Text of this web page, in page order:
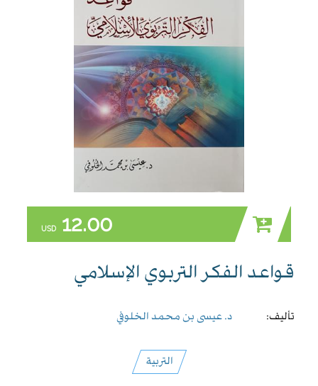
12.00
USD
قواعد الفكر التربوي الإسلامي
تأليف: د. عيسى بن محمد الخلوفي
التربية